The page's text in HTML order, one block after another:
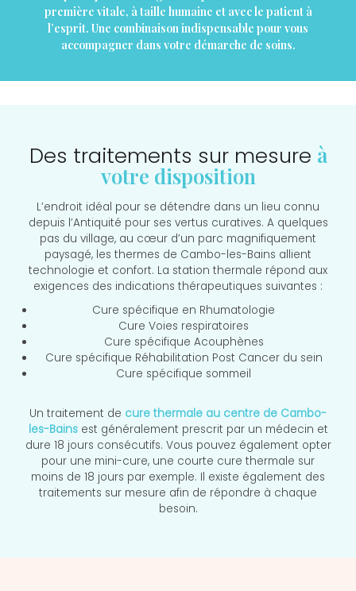
première vitale, à taille humaine et avec le patient à
l’esprit. Une combinaison indispensable pour vous
accompagner dans votre démarche de soins.
Des traitements sur mesure à
votre disposition
L’endroit idéal pour se détendre dans un lieu connu
depuis l’Antiquité pour ses vertus curatives. A quelques
pas du village, au cœur d’un parc magnifiquement
paysagé, les thermes de Cambo-les-Bains allient
technologie et confort. La station thermale répond aux
exigences des indications thérapeutiques suivantes :
Cure spécifique en Rhumatologie
Cure Voies respiratoires
Cure spécifique Acouphènes
Cure spécifique Réhabilitation Post Cancer du sein
Cure spécifique sommeil
Un traitement de cure thermale au centre de Cambo-
les-Bainsest généralement prescrit par un médecin et
dure 18 jours consécutifs. Vous pouvez également opter
pour une mini-cure, une courte cure thermale sur
moins de 18 jours par exemple. Il existe également des
traitements sur mesure afin de répondre à chaque
besoin.